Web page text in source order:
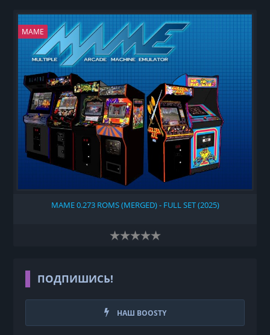
MAME
MAME 0.273 ROMS (MERGED) - FULL SET (2025)
ПОДПИШИСЬ!
НАШ BOOSTY